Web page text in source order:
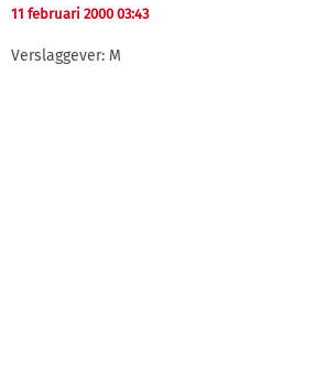
11 februari 2000 03:43
Verslaggever: M